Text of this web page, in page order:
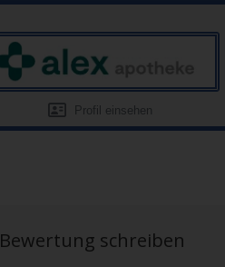
Profil einsehen
Bewertung schreiben